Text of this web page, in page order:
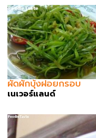
ผัดผักบุ้งฝอยกรอบ
เนเวอร์แลนด์